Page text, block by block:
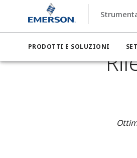
PRODOTTI E SOLUZIONI
Strumentazione di misura